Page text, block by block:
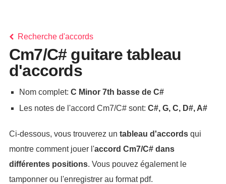
Recherche d'accords
Cm7/C# guitare tableau
d'accords
Nom complet: C Minor 7th basse de C#
Les notes de l'accord Cm7/C# sont: C#, G, C, D#, A#
Ci-dessous, vous trouverez un tableau d'accordsqui
montre comment jouer l'accord Cm7/C#dans
différentes positions. Vous pouvez également le
tamponner ou l'enregistrer au format pdf.